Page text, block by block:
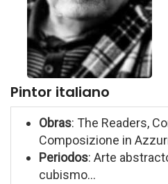
Pintor italiano
Obras: The Readers,
Composizione in
Periodos: Arte
cubismo...